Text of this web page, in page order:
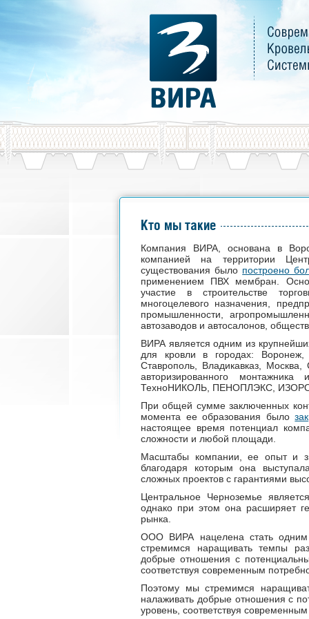
Кто мы такие
Компания ВИРА, основана в
компанией на территории
существования было построено
применением ПВХ мембран.
участие в строительстве
многоцелевого назначения,
промышленности,
автозаводов и автосалонов,
ВИРА является одним из
для кровли в городах:
Ставрополь, Владикавказ, Москва,
авторизированного
ТехноНИКОЛЬ, ПЕНОПЛЭКС,
При общей сумме заключенных
момента ее образования было
настоящее время потенциал
сложности и любой площади.
Масштабы компании, ее опыт и
благодаря которым она
сложных проектов с гарантиями
Центральное Черноземье
однако при этом она расширяет
рынка.
ООО ВИРА нацелена стать
стремимся наращивать темпы
добрые отношения с
соответствуя современным
Поэтому мы стремимся
налаживать добрые отношения с
уровень, соответствуя